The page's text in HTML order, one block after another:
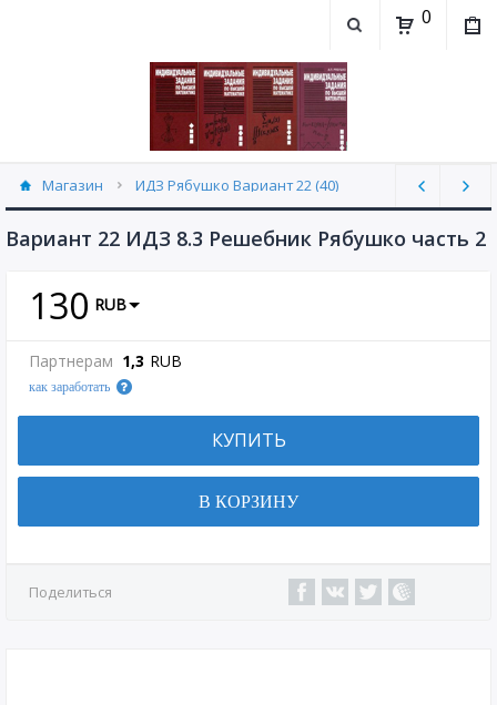
0
Магазин ИДЗ Рябушко Вариант 22 (40)
Вариант 22 ИДЗ 8.3 Решебник Рябушко часть 2
130 RUB
Партнерам 1,3 RUB
как заработать
КУПИТЬ
В КОРЗИНУ
Поделиться